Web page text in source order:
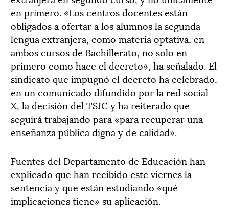
en primero. «Los centros docentes están
obligados a ofertar a los alumnos la segunda
lengua extranjera, como materia optativa, en
ambos cursos de Bachillerato, no solo en
primero como hace el decreto», ha señalado. El
sindicato que impugnó el decreto ha celebrado,
en un comunicado difundido por la red social
X, la decisión del TSJC y ha reiterado que
seguirá trabajando para «para recuperar una
enseñanza pública digna y de calidad».
Fuentes del Departamento de Educación han
explicado que han recibido este viernes la
sentencia y que están estudiando «qué
implicaciones tiene» su aplicación.